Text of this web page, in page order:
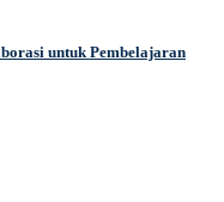
untuk Pembelajaran